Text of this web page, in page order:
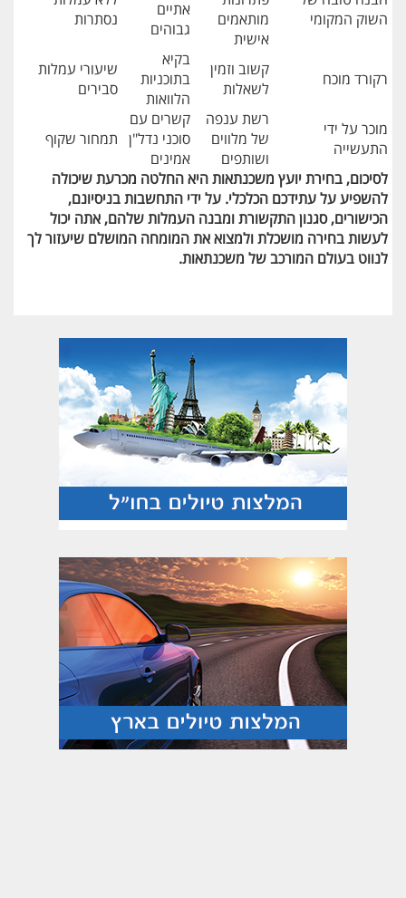
השוק המקומי
מותאמים
אישית
אתיים
גבוהים
נסתרות
רקורד מוכח
קשוב וזמין
לשאלות
בקיא
בתוכניות
הלוואות
שיעורי עמלות
סבירים
מוכר על ידי
התעשייה
רשת ענפה
של מלווים
ושותפים
קשרים עם
סוכני נדל"ן
אמינים
תמחור שקוף
לסיכום, בחירת יועץ משכנתאות היא החלטה מכרעת שיכולה
להשפיע על עתידכם הכלכלי. על ידי התחשבות בניסיונם,
הכישורים, סגנון התקשורת ומבנה העמלות שלהם, אתה יכול
לעשות בחירה מושכלת ולמצוא את המומחה המושלם שיעזור לך
לנווט בעולם המורכב של משכנתאות.